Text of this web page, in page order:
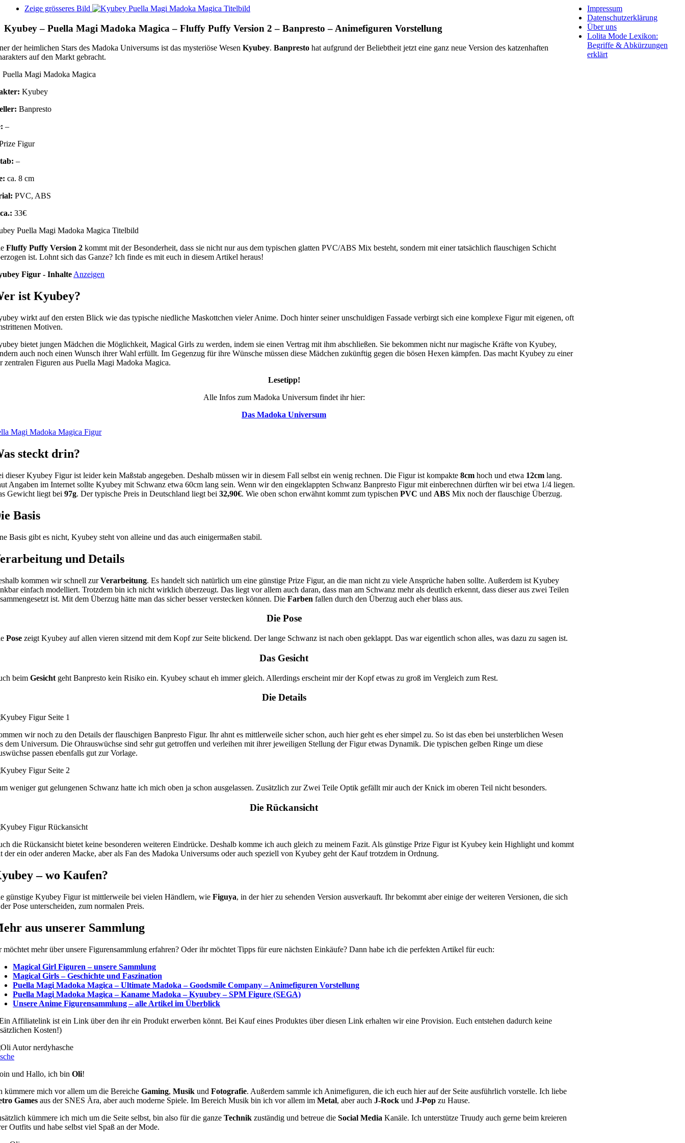
Zeige grösseres Bild
Kyubey – Puella Magi Madoka Magica – Fluffy Puffy Version 2 – Banpresto – Animefiguren Vorstellung
der heimlichen Stars des Madoka Universums ist das mysteriöse WesenKyubey.Banpresto hat aufgrund der Beliebtheit jetzt eine ganz neue Version des katzenhaften
auf den Markt gebracht.
Puella Magi Madoka Magica
Kyubey
Banpresto
–
Figur
–
ca. 8 cm
PVC, ABS
33€
Fluffy Puffy Version 2 kommt mit der Besonderheit, dass sie nicht nur aus dem typischen glatten PVC/ABS Mix besteht, sondern mit einer tatsächlich flauschigen Schicht
ist. Lohnt sich das Ganze? Ich finde es mit euch in diesem Artikel heraus!
Figur - InhalteAnzeigen
ist Kyubey?
wirkt auf den ersten Blick wie das typische niedliche Maskottchen vieler Anime. Doch hinter seiner unschuldigen Fassade verbirgt sich eine komplexe Figur mit eigenen, oft
Motiven.
bietet jungen Mädchen die Möglichkeit, Magical Girls zu werden, indem sie einen Vertrag mit ihm abschließen. Sie bekommen nicht nur magische Kräfte von Kyubey,
auch noch einen Wunsch ihrer Wahl erfüllt. Im Gegenzug für ihre Wünsche müssen diese Mädchen zukünftig gegen die bösen Hexen kämpfen. Das macht Kyubey zu einer
zentralen Figuren aus Puella Magi Madoka Magica.
Lesetipp!
Alle Infos zum Madoka Universum findet ihr hier:
Das Madoka Universum
steckt drin?
dieser Kyubey Figur ist leider kein Maßstab angegeben. Deshalb müssen wir in diesem Fall selbst ein wenig rechnen. Die Figur ist kompakte8cm hoch und etwa 12cm lang.
Angaben im Internet sollte Kyubey mit Schwanz etwa 60cm lang sein. Wenn wir den eingeklappten Schwanz Banpresto Figur mit einberechnen dürften wir bei etwa 1/4 liegen.
Gewicht liegt bei97g. Der typische Preis in Deutschland liegt bei32,90€. Wie oben schon erwähnt kommt zum typischenPVC und ABS Mix noch der flauschige Überzug.
Basis
Basis gibt es nicht, Kyubey steht von alleine und das auch einigermaßen stabil.
und Details
kommen wir schnell zurVerarbeitung. Es handelt sich natürlich um eine günstige Prize Figur, an die man nicht zu viele Ansprüche haben sollte. Außerdem ist Kyubey
einfach modelliert. Trotzdem bin ich nicht wirklich überzeugt. Das liegt vor allem auch daran, dass man am Schwanz mehr als deutlich erkennt, dass dieser aus zwei Teilen
ist. Mit dem Überzug hätte man das sicher besser verstecken können. DieFarben fallen durch den Überzug auch eher blass aus.
Die Pose
Pose zeigt Kyubey auf allen vieren sitzend mit dem Kopf zur Seite blickend. Der lange Schwanz ist nach oben geklappt. Das war eigentlich schon alles, was dazu zu sagen ist.
Das Gesicht
beimGesicht geht Banpresto kein Risiko ein. Kyubey schaut eh immer gleich. Allerdings erscheint mir der Kopf etwas zu groß im Vergleich zum Rest.
Die Details
wir noch zu den Details der flauschigen Banpresto Figur. Ihr ahnt es mittlerweile sicher schon, auch hier geht es eher simpel zu. So ist das eben bei unsterblichen Wesen
dem Universum. Die Ohrauswüchse sind sehr gut getroffen und verleihen mit ihrer jeweiligen Stellung der Figur etwas Dynamik. Die typischen gelben Ringe um diese
passen ebenfalls gut zur Vorlage.
weniger gut gelungenen Schwanz hatte ich mich oben ja schon ausgelassen. Zusätzlich zur Zwei Teile Optik gefällt mir auch der Knick im oberen Teil nicht besonders.
Die Rückansicht
die Rückansicht bietet keine besonderen weiteren Eindrücke. Deshalb komme ich auch gleich zu meinem Fazit. Als günstige Prize Figur ist Kyubey kein Highlight und kommt
der ein oder anderen Macke, aber als Fan des Madoka Universums oder auch speziell von Kyubey geht der Kauf trotzdem in Ordnung.
– wo Kaufen?
günstige Kyubey Figur ist mittlerweile bei vielen Händlern, wieFiguya, in der hier zu sehenden Version ausverkauft. Ihr bekommt aber einige der weiteren Versionen, die sich
Pose unterscheiden, zum normalen Preis.
aus unserer Sammlung
möchtet mehr über unsere Figurensammlung erfahren? Oder ihr möchtet Tipps für eure nächsten Einkäufe? Dann habe ich die perfekten Artikel für euch:
Magical Girl Figuren – unsere Sammlung
Magical Girls – Geschichte und Faszination
Puella Magi Madoka Magica – Ultimate Madoka – Goodsmile Company – Animefiguren Vorstellung
Puella Magi Madoka Magica – Kaname Madoka – Kyuubey – SPM Figure (SEGA)
Unsere Anime Figurensammlung – alle Artikel im Überblick
Affiliatelink ist ein Link über den ihr ein Produkt erwerben könnt. Bei Kauf eines Produktes über diesen Link erhalten wir eine Provision. Euch entstehen dadurch keine
Kosten!)
und Hallo, ich binOli!
kümmere mich vor allem um die BereicheGaming,Musik undFotografie. Außerdem sammle ich Animefiguren, die ich euch hier auf der Seite ausführlich vorstelle. Ich liebe
Games aus der SNES Ära, aber auch moderne Spiele. Im Bereich Musik bin ich vor allem imMetal, aber auchJ-Rock undJ-Pop zu Hause.
kümmere ich mich um die Seite selbst, bin also für die ganzeTechnik zuständig und betreue dieSocial Media Kanäle. Ich unterstütze Truudy auch gerne beim kreieren
Outfits und habe selbst viel Spaß an der Mode.
Impressum
Datenschutzerklärung
Über uns
Lolita Mode Lexikon:
Begriffe & Abkürzungen
erklärt